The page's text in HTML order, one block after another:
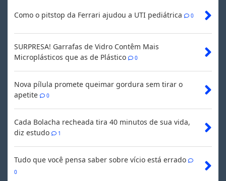
Como o pitstop da Ferrari ajudou a UTI pediátrica 0
SURPRESA! Garrafas de Vidro Contêm Mais
Microplásticos que as de Plástico
0
Nova pílula promete queimar gordura sem tirar o
apetite
0
Cada Bolacha recheada tira 40 minutos de sua vida,
diz estudo
1
Tudo que você pensa saber sobre vício está errado
0